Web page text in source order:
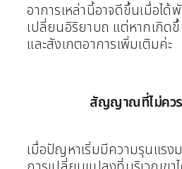
อาการเหล่านี้อาจดีขึ้นเมื่อไ
เปลี่ยนอิริยาบถ แต่หากเกิดขึ้
และสังเกตอาการเพิ่มเติมค่ะ
สัญญาณที่ไม่คว
เมื่อปัญหาเริ่มมีความรุนแรง